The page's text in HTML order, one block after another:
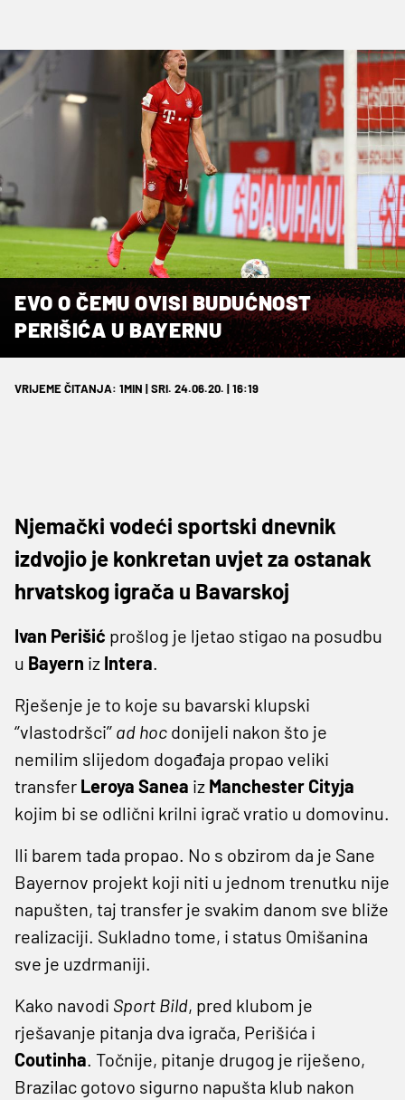
EVO O ČEMU OVISI BUDUĆNOST
PERIŠIĆA U BAYERNU
VRIJEME ČITANJA: 1MIN | SRI. 24.06.20. | 16:19
Njemački vodeći sportski dnevnik
izdvojio je konkretan uvjet za ostanak
hrvatskog igrača u Bavarskoj
Ivan Perišić prošlog je ljetao stigao na posudbu
u Bayern iz Intera.
Rješenje je to koje su bavarski klupski
‘’vlastodršci’’ ad hoc donijeli nakon što je
nemilim slijedom događaja propao veliki
transfer Leroya Sanea iz Manchester Cityja
kojim bi se odlični krilni igrač vratio u domovinu.
Ili barem tada propao. No s obzirom da je Sane
Bayernov projekt koji niti u jednom trenutku nije
napušten, taj transfer je svakim danom sve bliže
realizaciji. Sukladno tome, i status Omišanina
sve je uzdrmaniji.
Kako navodi Sport Bild, pred klubom je
rješavanje pitanja dva igrača, Perišića i
Coutinha. Točnije, pitanje drugog je riješeno,
Brazilac gotovo sigurno napušta klub nakon